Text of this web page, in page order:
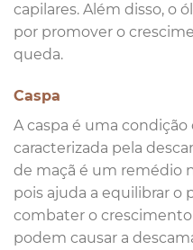
capilares. Além disso, o
por promover o
queda.
Caspa
A caspa é uma
caracterizada pela
de maçã é um remédio
pois ajuda a equilibrar o
combater o
podem causar a